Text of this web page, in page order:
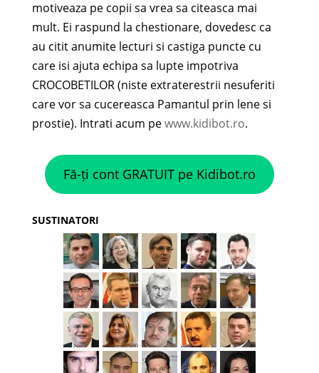
motiveaza pe copii sa vrea sa citeasca mai
mult. Ei raspund la chestionare, dovedesc ca
au citit anumite lecturi si castiga puncte cu
care isi ajuta echipa sa lupte impotriva
CROCOBETILOR (niste extraterestrii nesuferiti
care vor sa cucereasca Pamantul prin lene si
prostie). Intrati acum pewww.kidibot.ro.
Fă-ți cont GRATUIT pe Kidibot.ro
SUSTINATORI